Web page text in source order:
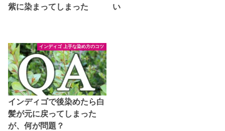
紫に染まってしまった
い
インディゴ 上手な染め方のコツ
インディゴで後染めたら白
髪が元に戻ってしまった
が、何が問題？